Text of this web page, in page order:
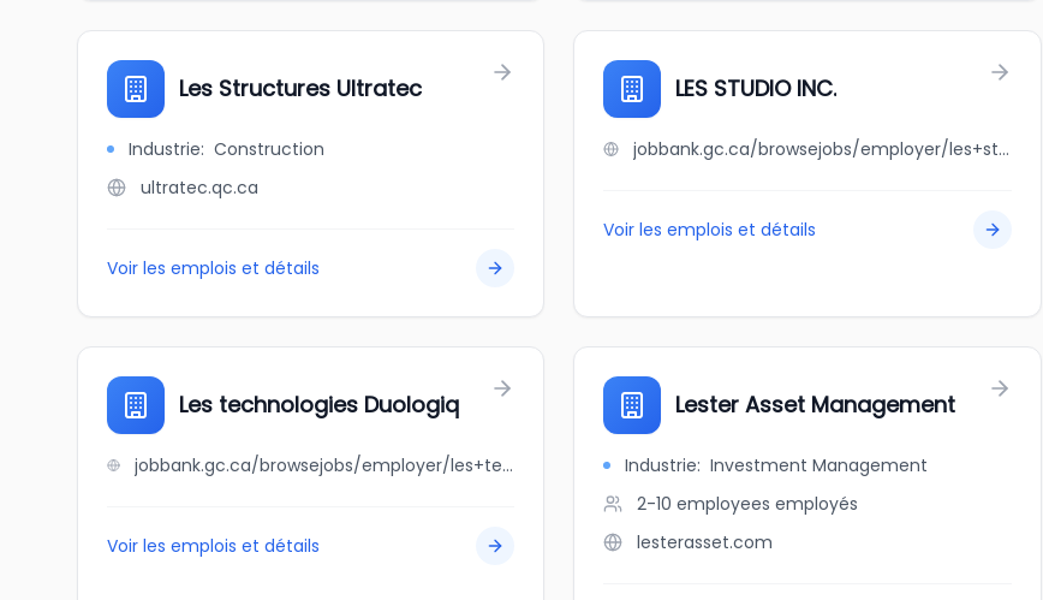
Les Structures Ultratec
Industrie: Construction
ultratec.qc.ca
Voir les emplois et détails
LES STUDIO INC.
jobbank.gc.ca/browsejobs/employer/les+studio+inc./ca
Voir les emplois et détails
Les technologies Duologiq
jobbank.gc.ca/browsejobs/employer/les+technologies+duologiq/ca
Voir les emplois et détails
Lester Asset Management
Industrie: Investment Management
2-10 employees employés
lesterasset.com